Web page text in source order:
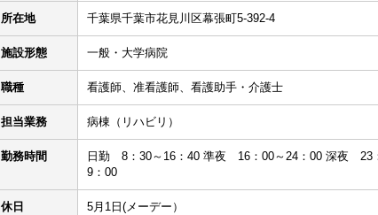
所在地 千葉県千葉市花見川区幕張町5-392-4
施設形態 一般・大学病院
職種 看護師、准看護師、看護助手・介護士
担当業務 病棟（リハビリ）
勤務時間
日勤 8：30～16：40 準夜 16：00～24：00 深夜 23
9：00
休日
5月1日(メーデー）